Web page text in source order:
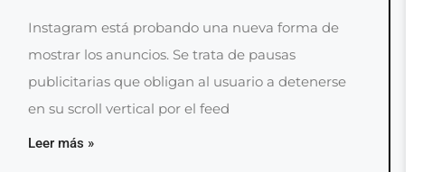
Instagram está probando una nueva forma de
mostrar los anuncios. Se trata de pausas
publicitarias que obligan al usuario a detenerse
en su scroll vertical por el feed
Leer más »